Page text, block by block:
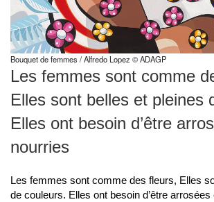
Bouquet de femmes / Alfredo Lopez © ADAGP
Les femmes sont comme
Elles sont belles et pleines
Elles ont besoin d’être
nourries
Les femmes sont comme des fleurs, Elles
de couleurs. Elles ont besoin d’être